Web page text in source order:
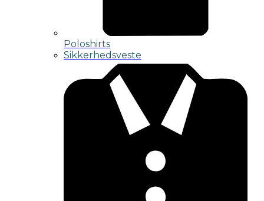
Poloshirts
Sikkerhedsveste